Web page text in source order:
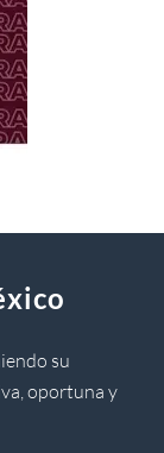
su
oportuna y